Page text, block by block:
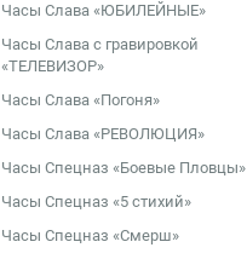
Часы Слава «ЮБИЛЕЙНЫЕ»
Часы Слава с гравировкой
«ТЕЛЕВИЗОР»
Часы Слава «Погоня»
Часы Слава «РЕВОЛЮЦИЯ»
Часы Спецназ «Боевые Пловцы»
Часы Спецназ «5 стихий»
Часы Спецназ «Смерш»